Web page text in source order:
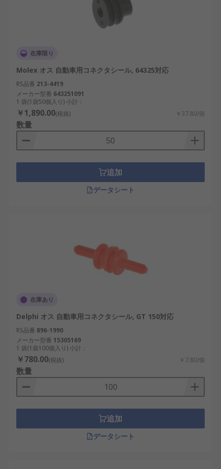
在庫限り
Molex オス 自動車用コネクタシール, 64325対応
RS品番 213-4419
メーカー型番 643251091
1 袋(1袋50個入り) 小計：
￥1,890.00(税抜) ￥37.80/個
数量
追加
データシート
在庫あり
Delphi オス 自動車用コネクタシール, GT 150対応
RS品番 896-1990
メーカー型番 15305169
1 袋(1袋100個入り) 小計：
￥780.00(税抜) ￥7.80/個
数量
追加
データシート